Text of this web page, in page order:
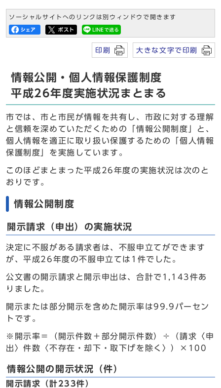
ソーシャルサイトへのリンクは別ウィンドウで開きます
印刷 大きな文字で印刷
情報公開・個人情報保護制度
平成26年度実施状況まとまる
市では、市と市民が情報を共有し、市政に対する理解
と信頼を深めていただくための「情報公開制度」と、
個人情報を適正に取り扱い保護するための「個人情報
保護制度」を実施しています。
このほどまとまった平成26年度の実施状況は次のと
おりです。
情報公開制度
開示請求（申出）の実施状況
決定に不服がある請求者は、不服申立てができます
が、平成26年度の不服申立ては1件でした。
公文書の開示請求と開示申出は、合計で1,143件あ
りました。
開示または部分開示を含めた開示率は99.9パーセン
トです。
※開示率＝（開示件数＋部分開示件数）÷（請求〈申
出〉件数〈不存在・却下・取下げを除く〉）×100
情報公開の開示状況（件）
開示請求（計233件）